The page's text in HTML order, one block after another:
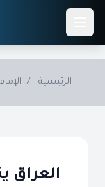
Skip to main content
الرئيسية /
العراق